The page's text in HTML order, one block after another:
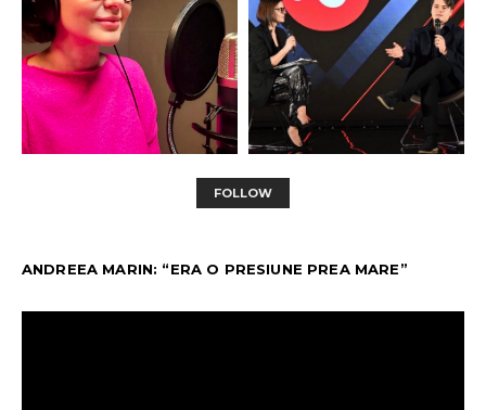
FOLLOW
ANDREEA MARIN: “ERA O PRESIUNE PREA MARE”